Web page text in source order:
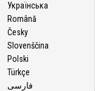
Українська
Română
Česky
Slovenščina
Polski
Türkçe
فارسی